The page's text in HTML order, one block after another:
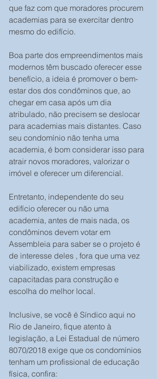
que faz com que moradores procurem
academias para se exercitar dentro
mesmo do edifício.
Boa parte dos empreendimentos mais
modernos têm buscado oferecer esse
benefício, a ideia é promover o bem-
estar dos dos condôminos que, ao
chegar em casa após um dia
atribulado, não precisem se deslocar
para academias mais distantes. Caso
seu condomínio não tenha uma
academia, é bom considerar isso para
atrair novos moradores, valorizar o
imóvel e oferecer um diferencial.
Entretanto, independente do seu
edifício oferecer ou não uma
academia, antes de mais nada, os
condôminos devem votar em
Assembleia para saber se o projeto é
de interesse deles , fora que uma vez
viabilizado, existem empresas
capacitadas para construção e
escolha do melhor local.
Inclusive, se você é Síndico aqui no
Rio de Janeiro, fique atento à
legislação, a Lei Estadual de número
8070/2018 exige que os condomínios
tenham um profissional de educação
física, confira: